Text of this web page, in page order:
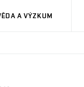
A VÝZKUM